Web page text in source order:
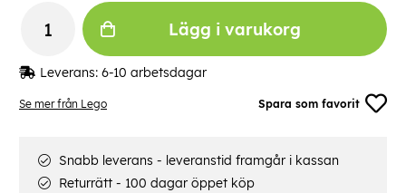
Se mer från Lego Spara som favorit
Lägg i varukorg
Leverans: 6-10 arbetsdagar
Snabb leverans - leveranstid framgår i kassan
Returrätt - 100 dagar öppet köp